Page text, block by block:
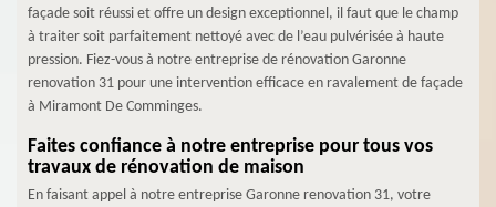
façade soit réussi et offre un design exceptionnel, il faut que le champ
à traiter soit parfaitement nettoyé avec de l’eau pulvérisée à haute
pression. Fiez-vous à notre entreprise de rénovation Garonne
renovation 31 pour une intervention efficace en ravalement de façade
à Miramont De Comminges.
Faites confiance à notre entreprise pour tous vos
travaux de rénovation de maison
En faisant appel à notre entreprise Garonne renovation 31, votre